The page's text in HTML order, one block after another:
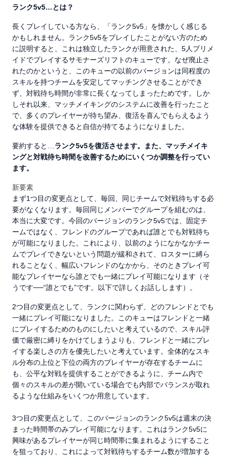
ランク5v5…とは？
長くプレイしている方なら、「ランク5v5」を懐かしく感じる
かもしれません。ランク5v5をプレイしたことがない方のため
に説明すると、これは独立したランクが用意された、5人プリメ
イドでプレイするサモナーズリフトのキューです。なぜ廃止さ
れたのかというと、このキューの以前のバージョンは同程度の
スキルを持つチームを安定してマッチングさせることができ
ず、対戦待ち時間が非常に長くなってしまったためです。しか
しそれ以来、マッチメイキングのシステムに改善を行ったこと
で、多くのプレイヤーが待ち望み、復活を喜んでもらえるよう
な体験を提供できると自信が持てるようになりました。
要約すると… ランク5v5を復活させます。また、マッチメイキ
ングと対戦待ち時間を改善するためにいくつか調整を行ってい
ます。
新要素
まず1つ目の変更点として、毎回、同じチームで対戦待ちする必
要がなくなります。毎回同じメンバーでグループを組むのは、
本当に大変です。今回のバージョンのランク5v5では、固定チ
ームではなく、フレンドのグループであれば誰とでも対戦待ち
が可能になりました。これにより、以前のようになかなかチー
ムでプレイできないという問題が緩和されて、ロスターに縛ら
れることなく、幅広いフレンドのなかから、そのときプレイ可
能なプレイヤーなら誰とでも一緒にプレイ可能になります（そ
うです──“誰とでも”です。以下で詳しくお話しします）。
2つ目の変更点として、ランクに関わらず、どのフレンドとでも
一緒にプレイ可能になりました。このキューはフレンドと一緒
にプレイするためのものにしたいと考えているので、スキル評
価で厳密に縛りをかけてしまうよりも、フレンドと一緒にプレ
イする楽しさの方を優先したいと考えています。全体的なスキ
ル分布の上位と下位の両方のプレイヤーが存在するチームに
も、公平な対戦を提供することができるように、チーム内で
個々のスキルの差が開いている場合でも内部でバランスが取れ
るような仕組みをいくつか用意しています。
3つ目の変更点として、このバージョンのランク5v5は週末の決
まった時間帯のみプレイ可能になります。これはランク5v5に
興味があるプレイヤーが同じ時間帯に集まれるようにすること
を狙っており、これによって対戦待ちするチーム数が増加する